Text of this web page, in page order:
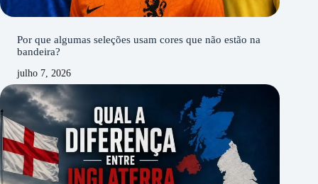
Por que algumas seleções usam cores que não estão na
bandeira?
julho 7, 2026